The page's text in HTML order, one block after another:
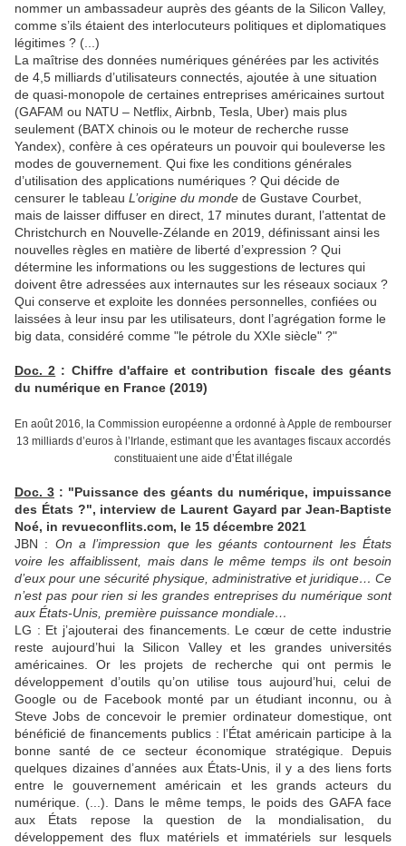
nommer un ambassadeur auprès des géants de la Silicon Valley,
comme s’ils étaient des interlocuteurs politiques et diplomatiques
légitimes ? (...)
La maîtrise des données numériques générées par les activités
de 4,5 milliards d’utilisateurs connectés, ajoutée à une situation
de quasi-monopole de certaines entreprises américaines surtout
(GAFAM ou NATU – Netflix, Airbnb, Tesla, Uber) mais plus
seulement (BATX chinois ou le moteur de recherche russe
Yandex), confère à ces opérateurs un pouvoir qui bouleverse les
modes de gouvernement. Qui fixe les conditions générales
d’utilisation des applications numériques ? Qui décide de
censurer le tableau L’origine du monde de Gustave Courbet,
mais de laisser diffuser en direct, 17 minutes durant, l’attentat de
Christchurch en Nouvelle-Zélande en 2019, définissant ainsi les
nouvelles règles en matière de liberté d’expression ? Qui
détermine les informations ou les suggestions de lectures qui
doivent être adressées aux internautes sur les réseaux sociaux ?
Qui conserve et exploite les données personnelles, confiées ou
laissées à leur insu par les utilisateurs, dont l’agrégation forme le
big data, considéré comme "le pétrole du XXIe siècle" ?"
Doc. 2 : Chiffre d'affaire et contribution fiscale des géants
du numérique en France (2019)
En août 2016, la Commission européenne a ordonné à Apple de rembourser
13 milliards d’euros à l’Irlande, estimant que les avantages fiscaux accordés
constituaient une aide d’État illégale
Doc. 3 : "Puissance des géants du numérique, impuissance
des États ?", interview de Laurent Gayard par Jean-Baptiste
Noé, in revueconflits.com, le 15 décembre 2021
JBN : On a l’impression que les géants contournent les États
voire les affaiblissent, mais dans le même temps ils ont besoin
d’eux pour une sécurité physique, administrative et juridique… Ce
n’est pas pour rien si les grandes entreprises du numérique sont
aux États-Unis, première puissance mondiale…
LG : Et j’ajouterai des financements. Le cœur de cette industrie
reste aujourd’hui la Silicon Valley et les grandes universités
américaines. Or les projets de recherche qui ont permis le
développement d’outils qu’on utilise tous aujourd’hui, celui de
Google ou de Facebook monté par un étudiant inconnu, ou à
Steve Jobs de concevoir le premier ordinateur domestique, ont
bénéficié de financements publics : l’État américain participe à la
bonne santé de ce secteur économique stratégique. Depuis
quelques dizaines d’années aux États-Unis, il y a des liens forts
entre le gouvernement américain et les grands acteurs du
numérique. (...). Dans le même temps, le poids des GAFA face
aux États repose la question de la mondialisation, du
développement des flux matériels et immatériels sur lesquels